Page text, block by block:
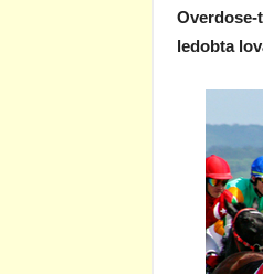
Overdose-
ledobta